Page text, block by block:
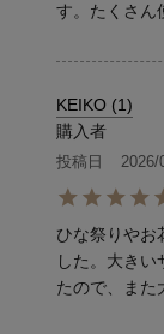
す。たくさん
KEIKO 1
購入者
投稿日 2026/
ひな祭りやお
した。大き
たので、また